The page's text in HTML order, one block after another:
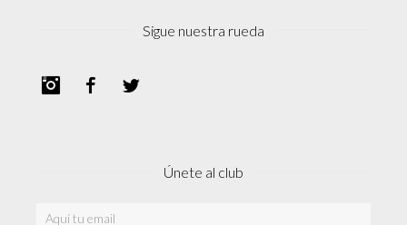
Sigue nuestra rueda
InstagramFacebook
Únete al club